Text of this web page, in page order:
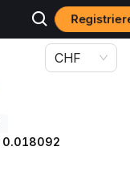
CHF
0.018092